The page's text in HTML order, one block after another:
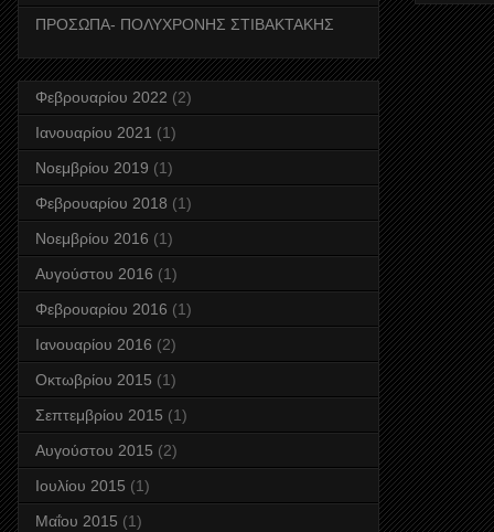
ΠΡΟΣΩΠΑ- ΠΟΛΥΧΡΟΝΗΣ ΣΤΙΒΑΚΤΑΚΗΣ
Φεβρουαρίου 2022 (2)
Ιανουαρίου 2021 (1)
Νοεμβρίου 2019 (1)
Φεβρουαρίου 2018 (1)
Νοεμβρίου 2016 (1)
Αυγούστου 2016 (1)
Φεβρουαρίου 2016 (1)
Ιανουαρίου 2016 (2)
Οκτωβρίου 2015 (1)
Σεπτεμβρίου 2015 (1)
Αυγούστου 2015 (2)
Ιουλίου 2015 (1)
Μαΐου 2015 (1)